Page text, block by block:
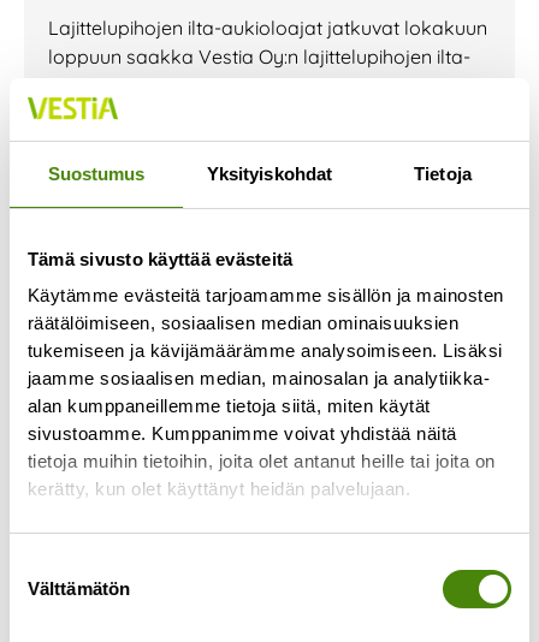
Suostumus Yksityiskohdat Tietoja
Tämä sivusto käyttää evästeitä
Käytämme evästeitä tarjoamamme sisällön ja mainosten
räätälöimiseen, sosiaalisen median ominaisuuksien
tukemiseen ja kävijämäärämme analysoimiseen. Lisäksi
jaamme sosiaalisen median, mainosalan ja analytiikka-
alan kumppaneillemme tietoja siitä, miten käytät
sivustoamme. Kumppanimme voivat yhdistää näitä
tietoja muihin tietoihin, joita olet antanut heille tai joita on
kerätty, kun olet käyttänyt heidän palvelujaan.
valinta
Välttämätön
Lajittelupihojen ilta-aukioloajat jatkuvat lokakuun
loppuun saakka Vestia Oy:n lajittelupihojen ilta-
Jokaisella lajittelupihalla pääsee vähintään
kerran viikossa
Lue lisää »